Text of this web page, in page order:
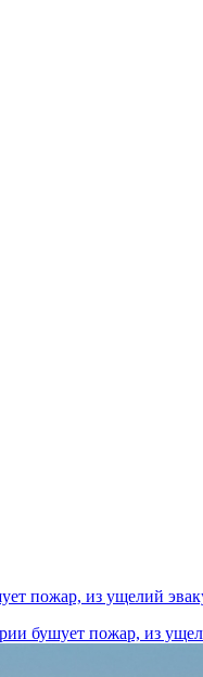
пожар, из ущелий
бушует пожар, из